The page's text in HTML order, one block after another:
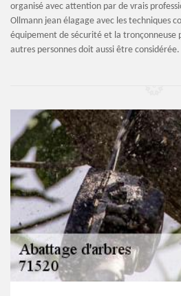
organisé avec attention par de vrais
Ollmann jean élagage avec les techniques
équipement de sécurité et la tronçonneuse
autres personnes doit aussi être considérée.